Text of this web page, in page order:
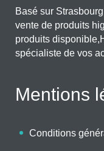
Basé sur
vente de produits
produits
spécialiste de vos
Mentions
Conditions